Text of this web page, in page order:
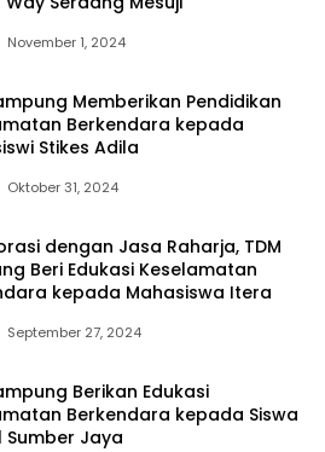
November 1, 2024
Memberikan Pendidikan
Berkendara kepada
Stikes Adila
Oktober 31, 2024
dengan Jasa Raharja, TDM
Beri Edukasi Keselamatan
kepada Mahasiswa Itera
September 27, 2024
Berikan Edukasi
Berkendara kepada Siswa
Sumber Jaya